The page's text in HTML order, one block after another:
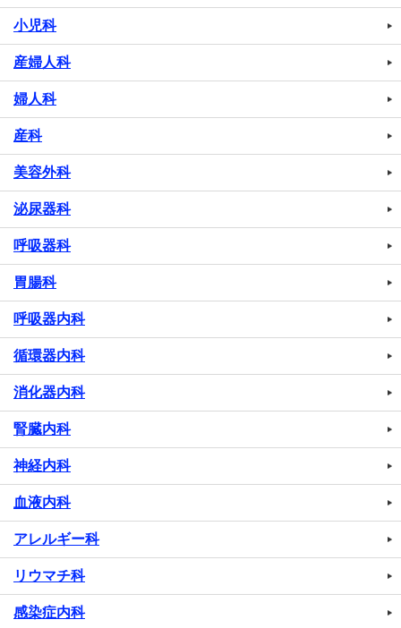
小児科
産婦人科
婦人科
産科
美容外科
泌尿器科
呼吸器科
胃腸科
呼吸器内科
循環器内科
消化器内科
腎臓内科
神経内科
血液内科
アレルギー科
リウマチ科
感染症内科